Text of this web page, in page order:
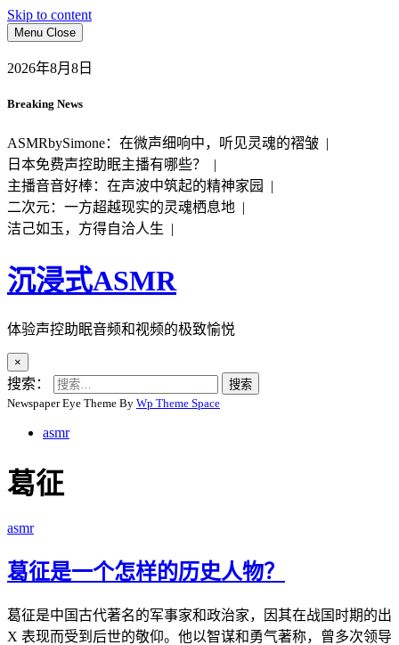
Skip to content
Menu Close
2026年8月8日
Breaking News
ASMRbySimone：在微声细响中，听见灵魂的褶皱 |
日本免费声控助眠主播有哪些？ |
主播音音好棒：在声波中筑起的精神家园 |
二次元：一方超越现实的灵魂栖息地 |
洁己如玉，方得自洽人生 |
沉浸式ASMR
体验声控助眠音频和视频的极致愉悦
×
搜索：
Newspaper Eye Theme By Wp Theme Space
asmr
葛征
asmr
葛征是一个怎样的历史人物？
葛征是中国古代著名的军事家和政治家，因其在战国时期的出
X 表现而受到后世的敬仰。他以智谋和勇气著称，曾多次领导